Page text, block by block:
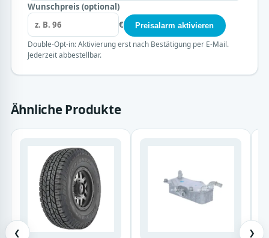
Wunschpreis (optional)
€
Preisalarm aktivieren
Double-Opt-in: Aktivierung erst nach Bestätigung per E-Mail.
Jederzeit abbestellbar.
Ähnliche Produkte
❮ ❯